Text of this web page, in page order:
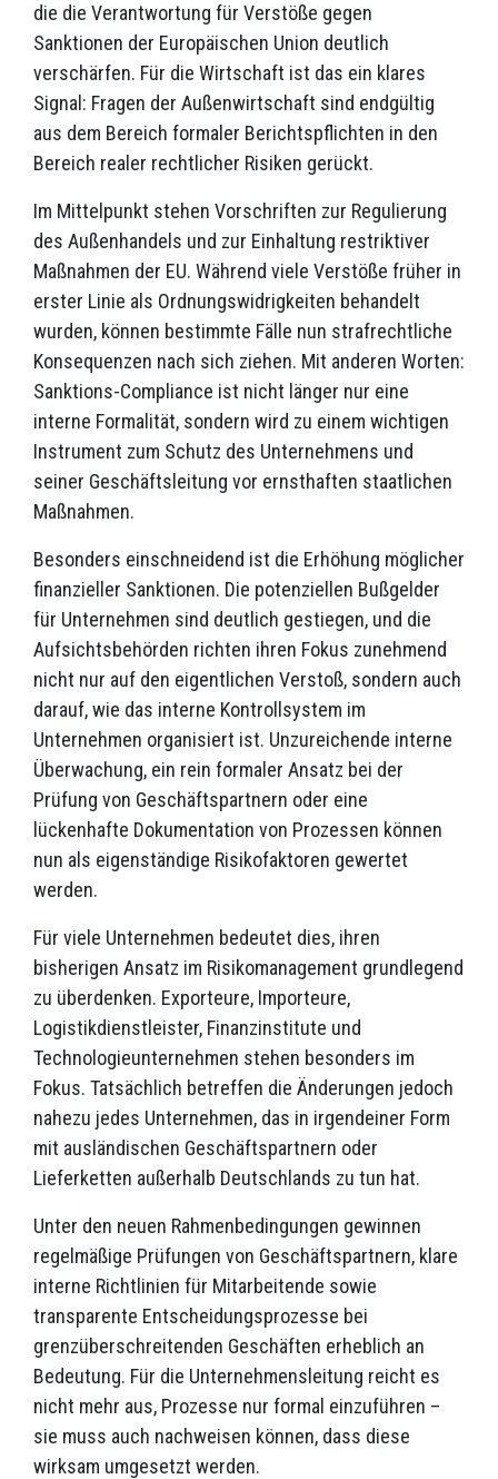
die die Verantwortung für Verstöße gegen
Sanktionen der Europäischen Union deutlich
verschärfen. Für die Wirtschaft ist das ein klares
Signal: Fragen der Außenwirtschaft sind endgültig
aus dem Bereich formaler Berichtspflichten in den
Bereich realer rechtlicher Risiken gerückt.
Im Mittelpunkt stehen Vorschriften zur Regulierung
des Außenhandels und zur Einhaltung restriktiver
Maßnahmen der EU. Während viele Verstöße früher in
erster Linie als Ordnungswidrigkeiten behandelt
wurden, können bestimmte Fälle nun strafrechtliche
Konsequenzen nach sich ziehen. Mit anderen Worten:
Sanktions-Compliance ist nicht länger nur eine
interne Formalität, sondern wird zu einem wichtigen
Instrument zum Schutz des Unternehmens und
seiner Geschäftsleitung vor ernsthaften staatlichen
Maßnahmen.
Besonders einschneidend ist die Erhöhung möglicher
finanzieller Sanktionen. Die potenziellen Bußgelder
für Unternehmen sind deutlich gestiegen, und die
Aufsichtsbehörden richten ihren Fokus zunehmend
nicht nur auf den eigentlichen Verstoß, sondern auch
darauf, wie das interne Kontrollsystem im
Unternehmen organisiert ist. Unzureichende interne
Überwachung, ein rein formaler Ansatz bei der
Prüfung von Geschäftspartnern oder eine
lückenhafte Dokumentation von Prozessen können
nun als eigenständige Risikofaktoren gewertet
werden.
Für viele Unternehmen bedeutet dies, ihren
bisherigen Ansatz im Risikomanagement grundlegend
zu überdenken. Exporteure, Importeure,
Logistikdienstleister, Finanzinstitute und
Technologieunternehmen stehen besonders im
Fokus. Tatsächlich betreffen die Änderungen jedoch
nahezu jedes Unternehmen, das in irgendeiner Form
mit ausländischen Geschäftspartnern oder
Lieferketten außerhalb Deutschlands zu tun hat.
Unter den neuen Rahmenbedingungen gewinnen
regelmäßige Prüfungen von Geschäftspartnern, klare
interne Richtlinien für Mitarbeitende sowie
transparente Entscheidungsprozesse bei
grenzüberschreitenden Geschäften erheblich an
Bedeutung. Für die Unternehmensleitung reicht es
nicht mehr aus, Prozesse nur formal einzuführen –
sie muss auch nachweisen können, dass diese
wirksam umgesetzt werden.